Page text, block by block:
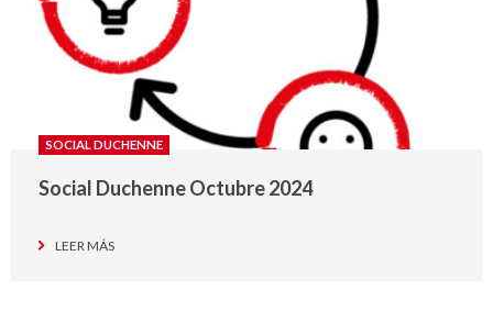
SOCIAL DUCHENNE
Social Duchenne Octubre 2024
LEER MÁS